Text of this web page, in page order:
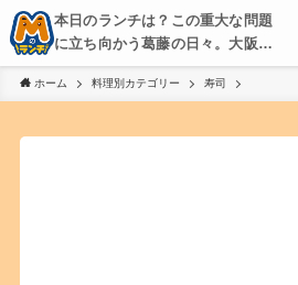
本日のランチは？この重大な問題
に立ち向かう葛藤の日々。大阪・
京都・神戸を中心とした食べ歩
き、飲み歩きを綴る。
ホーム 料理別カテゴリー 寿司